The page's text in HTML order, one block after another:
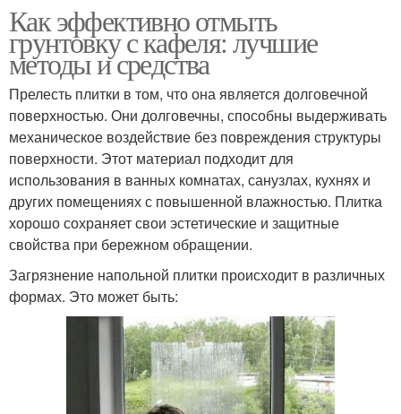
Как эффективно отмыть
грунтовку с кафеля: лучшие
методы и средства
Прелесть плитки в том, что она является долговечной
поверхностью. Они долговечны, способны выдерживать
механическое воздействие без повреждения структуры
поверхности. Этот материал подходит для
использования в ванных комнатах, санузлах, кухнях и
других помещениях с повышенной влажностью. Плитка
хорошо сохраняет свои эстетические и защитные
свойства при бережном обращении.
Загрязнение напольной плитки происходит в различных
формах. Это может быть: